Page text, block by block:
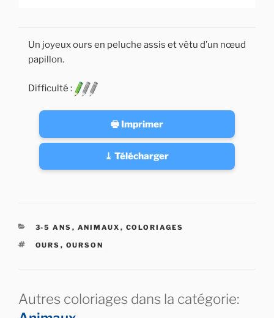
Un joyeux ours en peluche assis et vêtu d’un nœud
papillon.
Difficulté :
🖶 Imprimer
⤓ Télécharger
CATÉGORIES
3-5 ANS , ANIMAUX , COLORIAGES
ÉTIQUETTES
OURS , OURSON
Autres coloriages dans la catégorie: